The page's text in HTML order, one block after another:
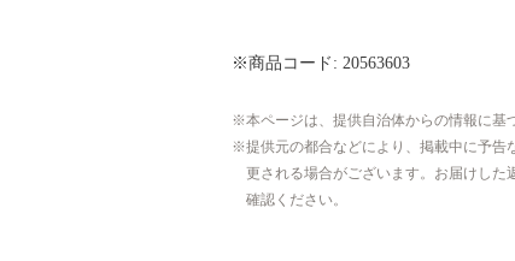
※商品コード: 20563603
本ページは、提供自治体からの情報に基
提供元の都合などにより、掲載中に予
更される場合がございます。お届けし
確認ください。